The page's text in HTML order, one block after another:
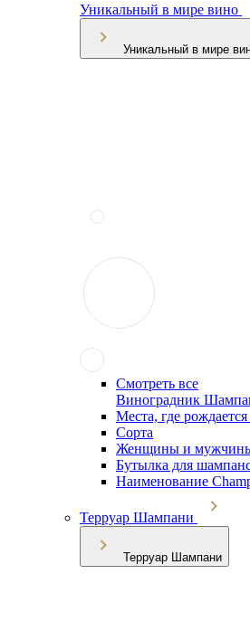
Уникальный в мире вино
Уникальный в мире
Смотреть все
Виноградник
Места, где
Сорта
Женщины и
Бутылка для
Наименование
Терруар Шампани
Терруар Шампани